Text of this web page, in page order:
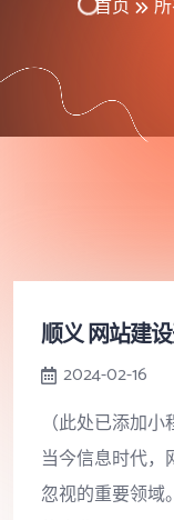
首页
顺义 网站建
2024-02-16
（此处已添加
当今信息时代，
忽视的重要领域